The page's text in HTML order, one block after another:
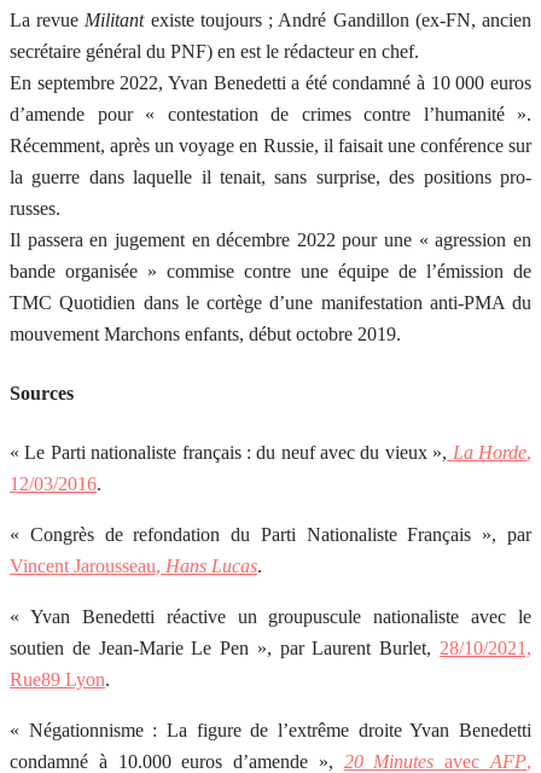
La revue Militantexiste toujours ; André Gandillon (ex-FN, ancien
secrétaire général du PNF) en est le rédacteur en chef.
En septembre 2022, Yvan Benedetti a été condamné à 10 000 euros
d’amende pour « contestation de crimes contre l’humanité ».
Récemment, après un voyage en Russie, il faisait une conférence sur
la guerre dans laquelle il tenait, sans surprise, des positions pro-
russes.
Il passera en jugement en décembre 2022 pour une « agression en
bande organisée » commise contre une équipe de l’émission de
TMC Quotidien dans le cortège d’une manifestation anti-PMA du
mouvement Marchons enfants, début octobre 2019.
Sources
« Le Parti nationaliste français : du neuf avec du vieux », La Horde,
12/03/2016.
« Congrès de refondation du Parti Nationaliste Français », par
Vincent Jarousseau, Hans Lucas.
« Yvan Benedetti réactive un groupuscule nationaliste avec le
soutien de Jean-Marie Le Pen », par Laurent Burlet, 28/10/2021,
Rue89 Lyon.
« Négationnisme : La figure de l’extrême droite Yvan Benedetti
condamné à 10.000 euros d’amende », 20 Minutes avecAFP,